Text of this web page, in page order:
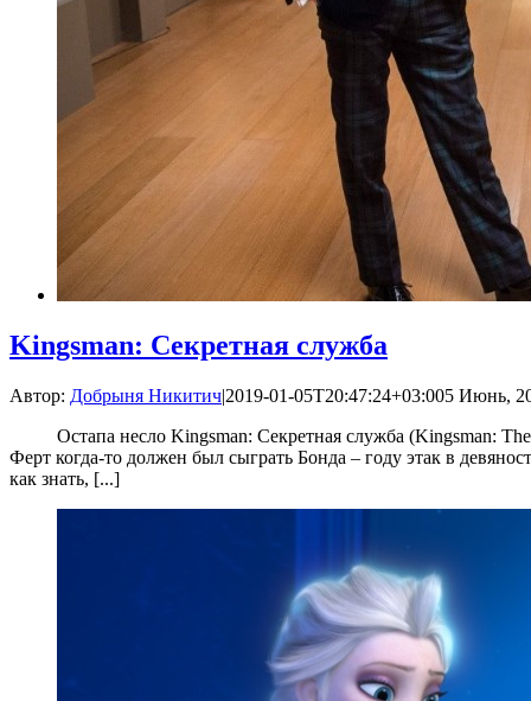
Kingsman: Секретная служба
Автор: Добрыня Никитич|2019-01-05T20:47:24+03:005 Июнь,
Остапа несло Kingsman: Секретная служба (Kingsman:
Ферт когда-то должен был сыграть Бонда – году этак в
как знать, [...]